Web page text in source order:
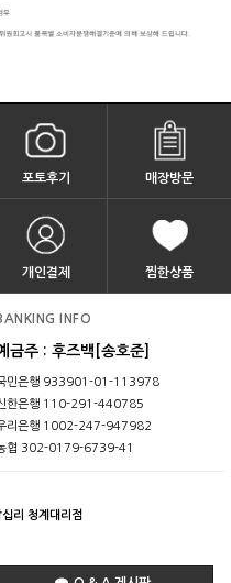
포토후기 매장방문
개인결제 찜한상품
INFO
금주 : 후즈백[송호준]
민은행 933901-01-113978
한은행 110-291-440785
리은행 1002-247-947982
협 302-0179-6739-41
리 청계대리점